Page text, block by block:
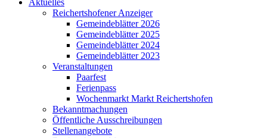
Aktuelles
Reichertshofener Anzeiger
Gemeindeblätter 2026
Gemeindeblätter 2025
Gemeindeblätter 2024
Gemeindeblätter 2023
Veranstaltungen
Paarfest
Ferienpass
Wochenmarkt Markt Reichertshofen
Bekanntmachungen
Öffentliche Ausschreibungen
Stellenangebote